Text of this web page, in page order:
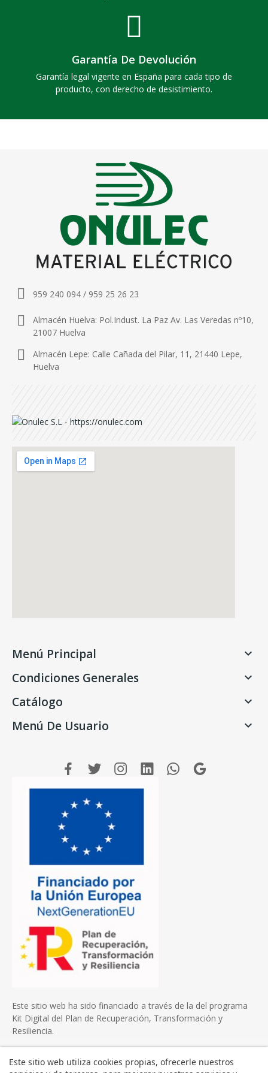
Garantía De Devolución
Garantía legal vigente en España para cada tipo de
producto, con derecho de desistimiento.
959 240 094 / 959 25 26 23
Almacén Huelva: Pol.Indust. La Paz Av. Las Veredas nº10,
21007 Huelva
Almacén Lepe: Calle Cañada del Pilar, 11, 21440 Lepe,
Huelva
Menú Principal 
Condiciones Generales 
Catálogo 
Menú De Usuario 
Este sitio web ha sido financiado a través de la del programa
Kit Digital del Plan de Recuperación, Transformación y
Resiliencia.
Este sitio web utiliza cookies propias, ofrecerle nuestros